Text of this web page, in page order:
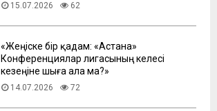
15.07.2026 62
«Жеңіске бір қадам: «Астана»
Конференциялар лигасының келесі
кезеңіне шыға ала ма?»
14.07.2026 72